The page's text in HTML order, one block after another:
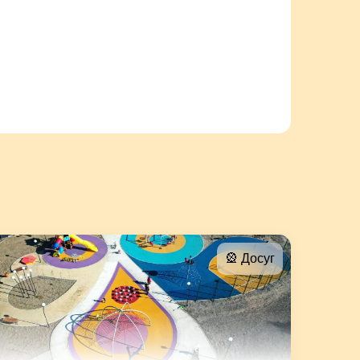
🎡 Досуг